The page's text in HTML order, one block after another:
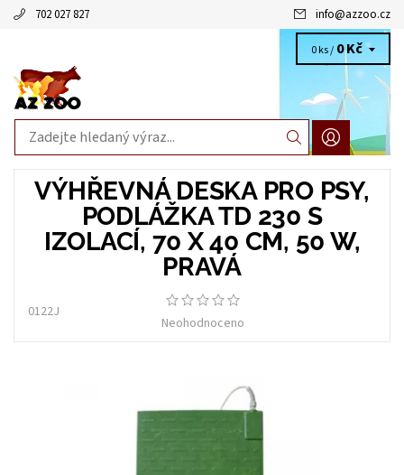
702 027 827 info@azzoo.cz
0 ks / 0 Kč
VÝHŘEVNÁ DESKA PRO PSY,
PODLÁŽKA TD 230 S
IZOLACÍ, 70 X 40 CM, 50 W,
PRAVÁ
0122J
Neohodnoceno